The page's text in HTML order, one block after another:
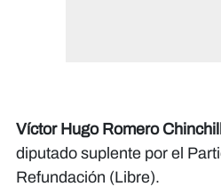
Víctor Hugo Romero
diputado suplente por el
Refundación (Libre).